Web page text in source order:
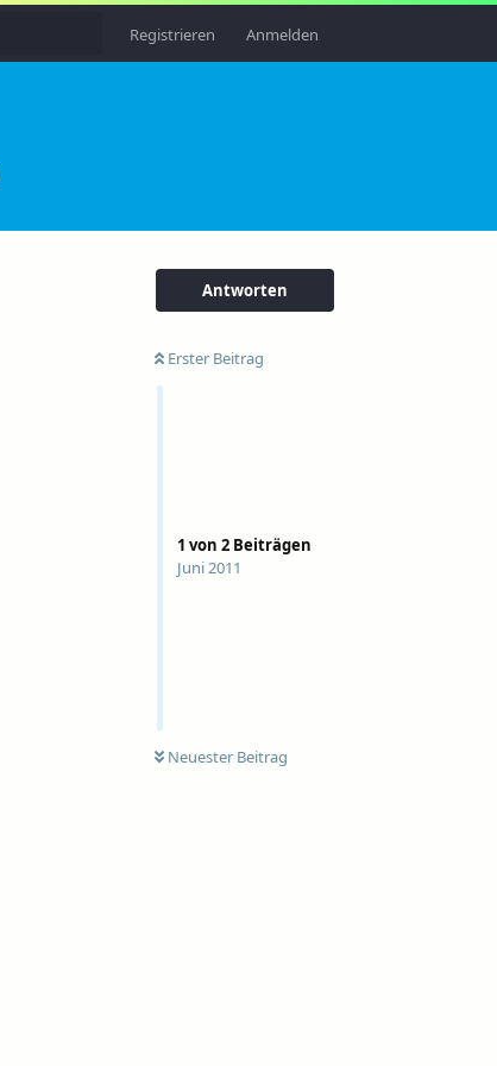
Registrieren Anmelden
Antworten
Erster Beitrag
1 von 2 Beiträgen
Juni 2011
Neuester Beitrag